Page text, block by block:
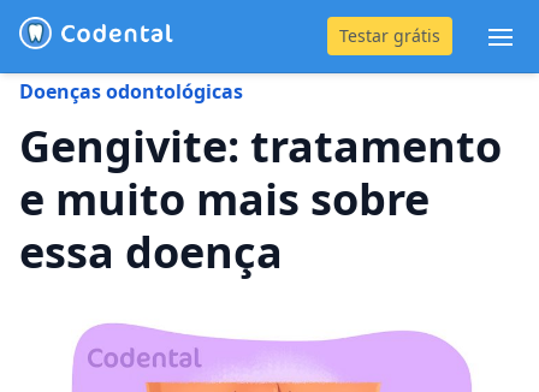
Testar grátis
(31) 4042-0882
Blog
Recursos
Doenças odontológicas
Gengivite: tratamento
e muito mais sobre
essa doença